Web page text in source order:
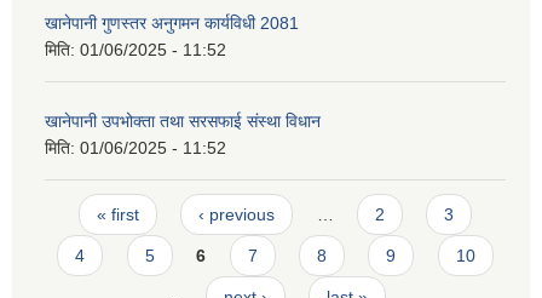
खानेपानी गुणस्तर अनुगमन कार्यविधी 2081
मिति: 01/06/2025 - 11:52
खानेपानी उपभोक्ता तथा सरसफाई संस्था विधान
मिति: 01/06/2025 - 11:52
Pages
« first ‹ previous 2 3
4 5 6 7 8 9 10